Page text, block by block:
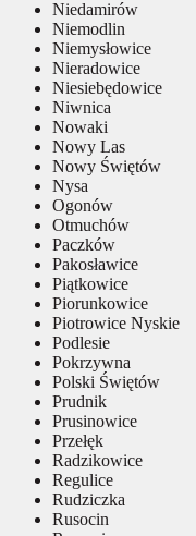
Niedamirów
Niemodlin
Niemysłowice
Nieradowice
Niesiebędowice
Niwnica
Nowaki
Nowy Las
Nowy Świętów
Nysa
Ogonów
Otmuchów
Paczków
Pakosławice
Piątkowice
Piorunkowice
Piotrowice Nyskie
Podlesie
Pokrzywna
Polski Świętów
Prudnik
Prusinowice
Przełęk
Radzikowice
Regulice
Rudziczka
Rusocin